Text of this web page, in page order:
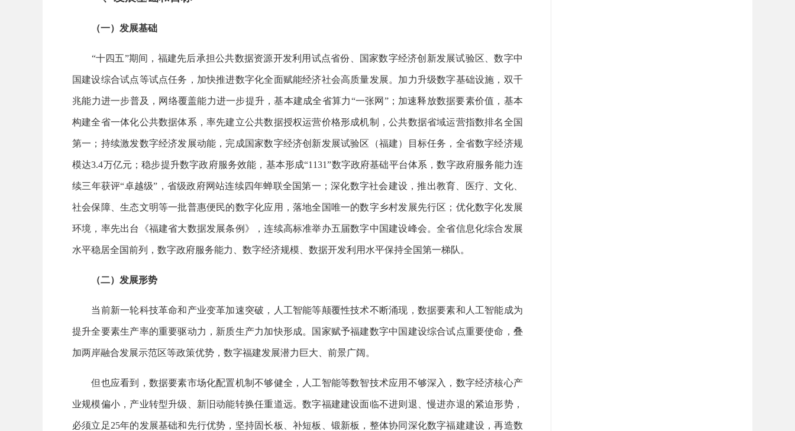
（一）发展基础
“十四五”期间，福建先后承担公共数据资源开发利用试点省份、国家数字经济创新发展试验区、数字中
国建设综合试点等试点任务，加快推进数字化全面赋能经济社会高质量发展。加力升级数字基础设施，双千
兆能力进一步普及，网络覆盖能力进一步提升，基本建成全省算力“一张网”；加速释放数据要素价值，基本
构建全省一体化公共数据体系，率先建立公共数据授权运营价格形成机制，公共数据省域运营指数排名全国
第一；持续激发数字经济发展动能，完成国家数字经济创新发展试验区（福建）目标任务，全省数字经济规
模达3.4万亿元；稳步提升数字政府服务效能，基本形成“1131”数字政府基础平台体系，数字政府服务能力连
续三年获评“卓越级”，省级政府网站连续四年蝉联全国第一；深化数字社会建设，推出教育、医疗、文化、
社会保障、生态文明等一批普惠便民的数字化应用，落地全国唯一的数字乡村发展先行区；优化数字化发展
环境，率先出台《福建省大数据发展条例》，连续高标准举办五届数字中国建设峰会。全省信息化综合发展
水平稳居全国前列，数字政府服务能力、数字经济规模、数据开发利用水平保持全国第一梯队。
（二）发展形势
当前新一轮科技革命和产业变革加速突破，人工智能等颠覆性技术不断涌现，数据要素和人工智能成为
提升全要素生产率的重要驱动力，新质生产力加快形成。国家赋予福建数字中国建设综合试点重要使命，叠
加两岸融合发展示范区等政策优势，数字福建发展潜力巨大、前景广阔。
但也应看到，数据要素市场化配置机制不够健全，人工智能等数智技术应用不够深入，数字经济核心产
业规模偏小，产业转型升级、新旧动能转换任重道远。数字福建建设面临不进则退、慢进亦退的紧迫形势，
必须立足25年的发展基础和先行优势，坚持固长板、补短板、锻新板，整体协同深化数字福建建设，再造数